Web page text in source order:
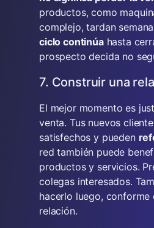
productos, como
complejo, tardan
ciclo continúahasta
prospecto decida no
7. Construir una
El mejor momento es
venta. Tus nuevos
satisfechos y pueden
red también puede
productos y servicios.
colegas interesados.
hacerlo luego, conforme
relación.